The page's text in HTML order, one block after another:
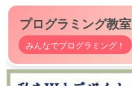
プログラミング教室
みんなでプログラミング！